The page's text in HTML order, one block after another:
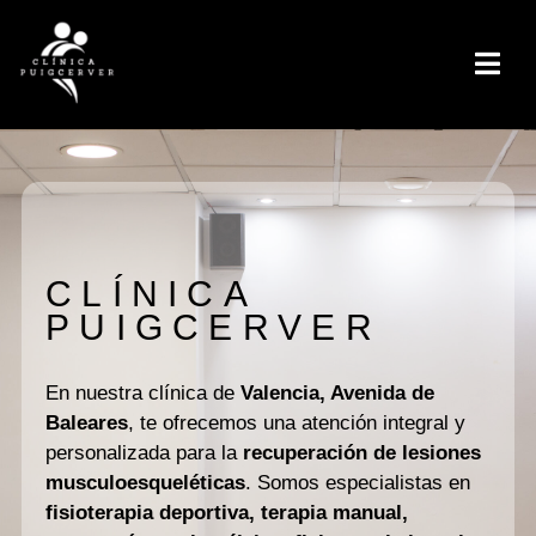
CLÍNICA
PUIGCERVER
En nuestra clínica de Valencia, Avenida de
Baleares, te ofrecemos una atención integral y
personalizada para la recuperación de lesiones
musculoesqueléticas. Somos especialistas en
fisioterapia deportiva, terapia manual,